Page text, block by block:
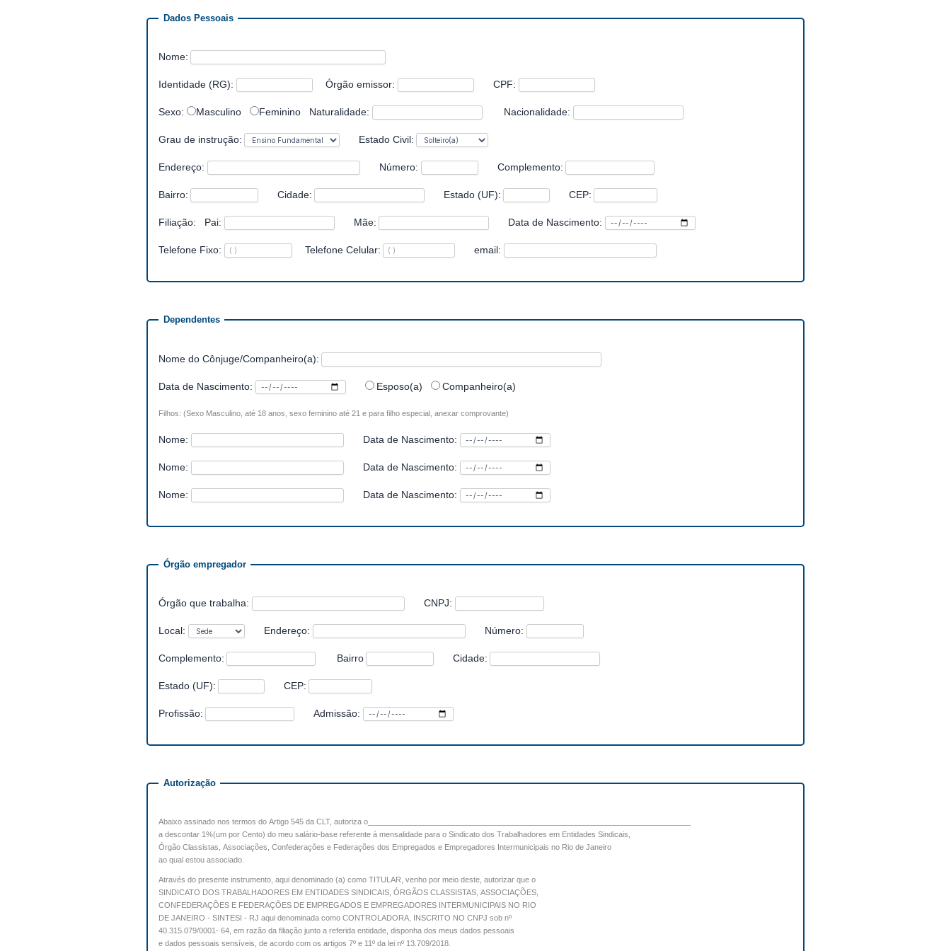
Dados Pessoais
Nome:
Identidade (RG): Órgão emissor: CPF:
Sexo: Masculino Feminino Naturalidade: Nacionalidade:
Grau de instrução: Estado Civil:
Endereço: Número: Complemento:
Bairro: Cidade: Estado (UF): CEP:
Filiação: Pai: Mãe: Data de Nascimento:
Telefone Fixo: Telefone Celular: email:
Dependentes
Nome do Cônjuge/Companheiro(a):
Data de Nascimento: Esposo(a) Companheiro(a)
Filhos: (Sexo Masculino, até 18 anos, sexo feminino até 21 e para filho especial, anexar comprovante)
Nome: Data de Nascimento:
Nome: Data de Nascimento:
Nome: Data de Nascimento:
Órgão empregador
Órgão que trabalha: CNPJ:
Local: Endereço: Número:
Complemento: Bairro Cidade:
Estado (UF): CEP:
Profissão: Admissão:
Autorização
Abaixo assinado nos termos do Artigo 545 da CLT, autoriza o____________________________________________________________________________
a descontar 1%(um por Cento) do meu salário-base referente á mensalidade para o Sindicato dos Trabalhadores em Entidades Sindicais,
Órgão Classistas, Associações, Confederações e Federações dos Empregados e Empregadores Intermunicipais no Rio de Janeiro
ao qual estou associado.
Através do presente instrumento, aqui denominado (a) como TITULAR, venho por meio deste, autorizar que o
SINDICATO DOS TRABALHADORES EM ENTIDADES SINDICAIS, ÓRGÃOS CLASSISTAS, ASSOCIAÇÕES,
CONFEDERAÇÕES E FEDERAÇÕES DE EMPREGADOS E EMPREGADORES INTERMUNICIPAIS NO RIO
DE JANEIRO - SINTESI - RJ aqui denominada como CONTROLADORA, INSCRITO NO CNPJ sob nº
40.315.079/0001- 64, em razão da filiação junto a referida entidade, disponha dos meus dados pessoais
e dados pessoais sensíveis, de acordo com os artigos 7º e 11º da lei nº 13.709/2018.